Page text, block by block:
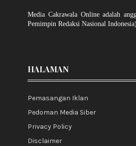
Media Cakrawala Online adalah
Pemimpin Redaksi Nasional Indonesia).
HALAMAN
Pemasangan Iklan
Pedoman Media Siber
Privacy Policy
Disclaimer